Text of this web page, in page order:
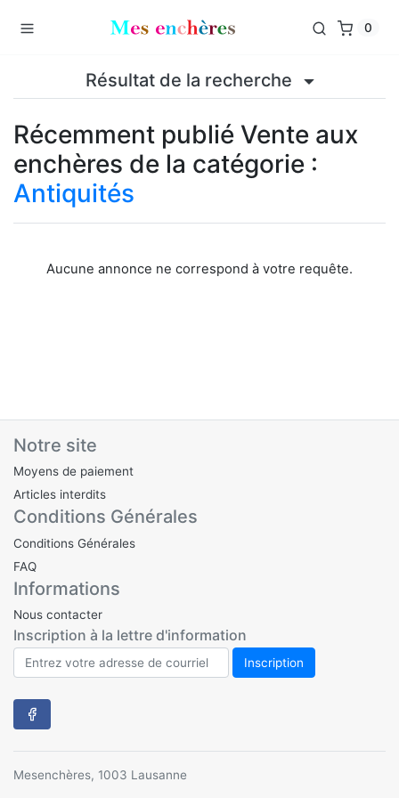
0
Résultat de la recherche
Récemment publié Vente aux
enchères de la catégorie :
Antiquités
Aucune annonce ne correspond à votre requête.
Notre site
Moyens de paiement
Articles interdits
Conditions Générales
Conditions Générales
FAQ
Informations
Nous contacter
Inscription à la lettre d'information
Mesenchères, 1003 Lausanne